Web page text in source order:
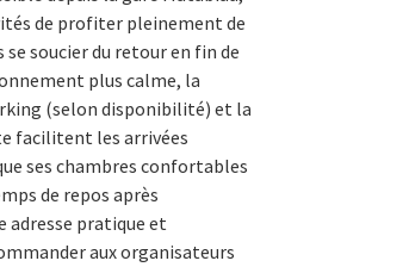
de profiter pleinement de
soucier du retour en fin de
plus calme, la
(selon disponibilité) et la
facilitent les arrivées
ses chambres confortables
de repos après
adresse pratique et
aux organisateurs